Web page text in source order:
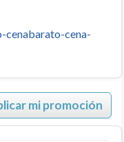
cena-
mi promoción